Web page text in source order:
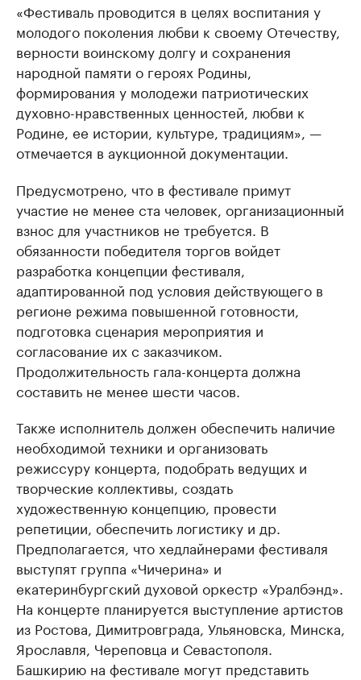
«Фестиваль проводится в целях воспитания у
молодого поколения любви к своему Отечеству,
верности воинскому долгу и сохранения
народной памяти о героях Родины,
формирования у молодежи патриотических
духовно-нравственных ценностей, любви к
Родине, ее истории, культуре, традициям», —
отмечается в аукционной документации.
Предусмотрено, что в фестивале примут
участие не менее ста человек, организационный
взнос для участников не требуется. В
обязанности победителя торгов войдет
разработка концепции фестиваля,
адаптированной под условия действующего в
регионе режима повышенной готовности,
подготовка сценария мероприятия и
согласование их с заказчиком.
Продолжительность гала-концерта должна
составить не менее шести часов.
Также исполнитель должен обеспечить наличие
необходимой техники и организовать
режиссуру концерта, подобрать ведущих и
творческие коллективы, создать
художественную концепцию, провести
репетиции, обеспечить логистику и др.
Предполагается, что хедлайнерами фестиваля
выступят группа «Чичерина» и
екатеринбургский духовой оркестр «Уралбэнд».
На концерте планируется выступление артистов
из Ростова, Димитровграда, Ульяновска, Минска,
Ярославля, Череповца и Севастополя.
Башкирию на фестивале могут представить